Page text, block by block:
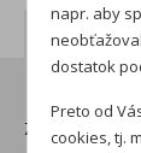
Autá v
Zoradiť:
napr. aby
dostatok
Preto od
cookies, tj.